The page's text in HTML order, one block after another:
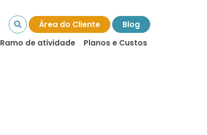
Área do Cliente
Blog
Ramo de atividade Planos e Custos